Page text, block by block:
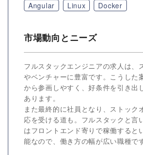
Angular
Linux Docker
市場動向とニーズ
フルスタックエンジニアの求人は、
やベンチャーに豊富です。こうした
から参画しやすく、好条件を引き出
あります。
また最終的に社員となり、ストック
応を受ける道も。フルスタックと言
はフロントエンド寄りで稼働すると
能なので、働き方の幅が広い職種で